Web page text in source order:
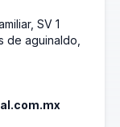
SV 1
de aguinaldo,